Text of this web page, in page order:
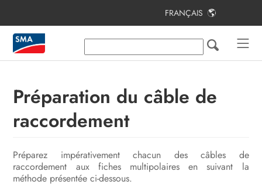
FRANÇAIS
Préparation du câble de
raccordement
Préparez impérativement chacun des câbles de
raccordement aux fiches multipolaires en suivant la
méthode présentée ci-dessous.
Table des matières
Remarques relatives à ce document
Contenu de la livraison
Vue d’ensemble des produits
Montage
Raccordement